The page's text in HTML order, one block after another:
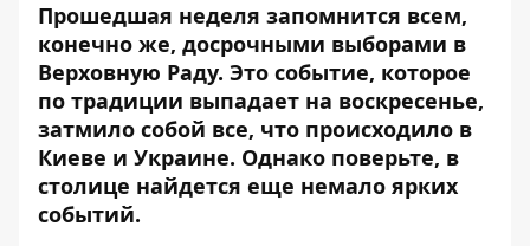
Прошедшая неделя запомнится всем,
конечно же, досрочными выборами в
Верховную Раду. Это событие, которое
по традиции выпадает на воскресенье,
затмило собой все, что происходило в
Киеве и Украине. Однако поверьте, в
столице найдется еще немало ярких
событий.